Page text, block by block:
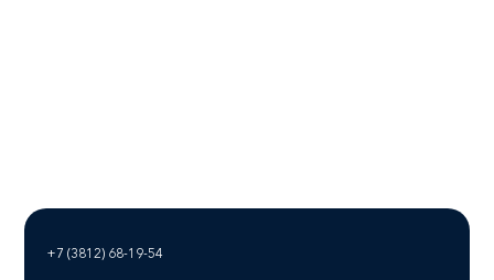
+7 (3812) 68-19-54